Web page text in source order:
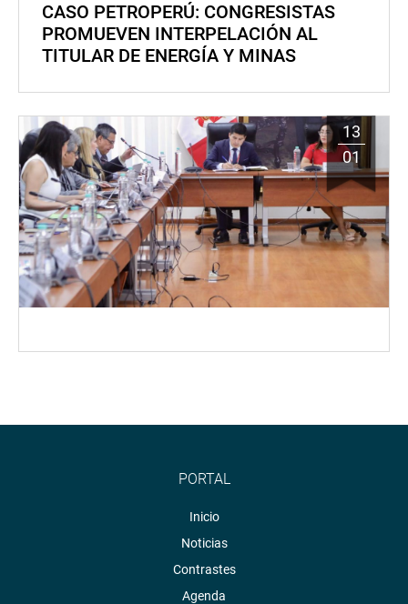
CASO PETROPERÚ: CONGRESISTAS
PROMUEVEN INTERPELACIÓN AL
TITULAR DE ENERGÍA Y MINAS
13
01
PORTAL
Inicio
Noticias
Contrastes
Agenda